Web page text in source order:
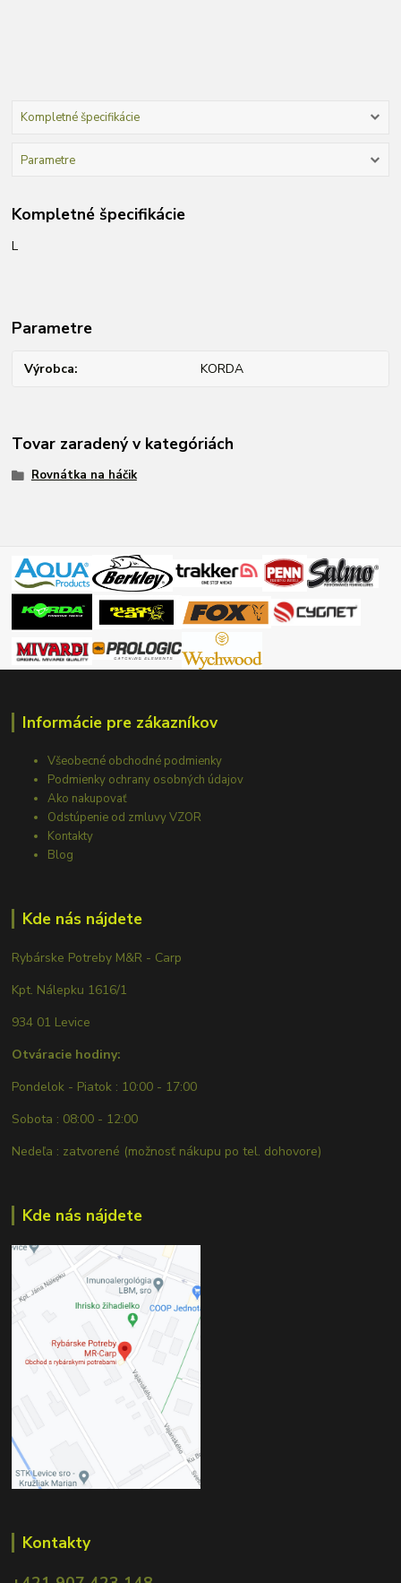
Kompletné špecifikácie
Parametre
Kompletné špecifikácie
L
Parametre
Výrobca KORDA
Tovar zaradený v kategóriách
Rovnátka na háčik
Informácie pre zákazníkov
Všeobecné obchodné podmienky
Podmienky ochrany osobných údajov
Ako nakupovať
Odstúpenie od zmluvy VZOR
Kontakty
Blog
Kde nás nájdete
Rybárske Potreby M&R - Carp
Kpt. Nálepku 1616/1
934 01 Levice
Otváracie hodiny:
Pondelok - Piatok : 10:00 - 17:00
Sobota : 08:00 - 12:00
Nedeľa : zatvorené (možnosť nákupu po tel. dohovore)
Kde nás nájdete
Kontakty